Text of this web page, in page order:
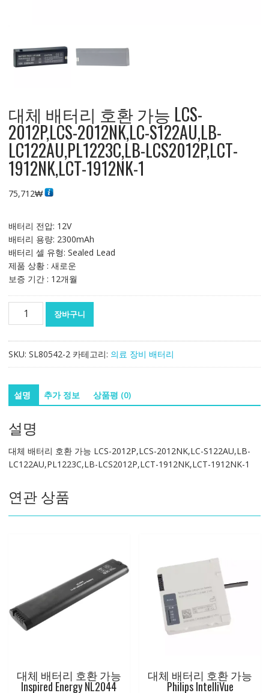
대체 배터리 호환 가능 LCS-
2012P,LCS-2012NK,LC-S122AU,LB-
LC122AU,PL1223C,LB-LCS2012P,LCT-
1912NK,LCT-1912NK-1
75,712₩
배터리 전압: 12V
배터리 용량: 2300mAh
배터리 셀 유형: Sealed Lead
제품 상황 : 새로운
보증 기간 : 12개월
리
환
가
LCS-
2012P,LCS-
2012NK,LC-
S122AU,LB-
LCS2012P,LCT-
1912NK,LCT-
1912NK-
장바구니
SKU: SL80542-2 카테고리: 의료 장비 배터리
설명 추가 정보 상품평 (0)
설명
대체 배터리 호환 가능 LCS-2012P,LCS-2012NK,LC-S122AU,LB-
LC122AU,PL1223C,LB-LCS2012P,LCT-1912NK,LCT-1912NK-1
연관 상품
대체 배터리 호환 가능
Inspired Energy NL2044
대체 배터리 호환 가능
Philips IntelliVue